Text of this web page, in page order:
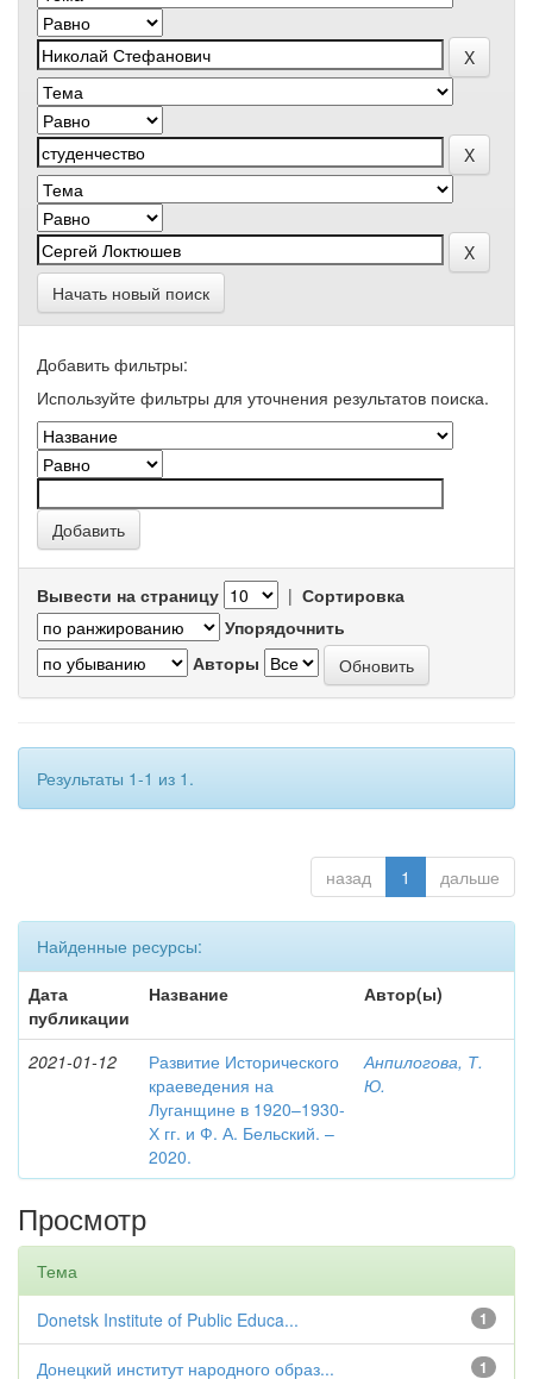
Начать новый поиск
Добавить фильтры:
Используйте фильтры для уточнения результатов поиска.
Вывести на страницу | Сортировка
Упорядочнить
Авторы
Результаты 1-1 из 1.
назад 1 дальше
Найденные ресурсы:
Дата
публикации
Название Автор(ы)
2021-01-12
Развитие Исторического
краеведения на
Луганщине в 1920–1930-
Х гг. и Ф. А. Бельский. –
2020.
Анпилогова, Т.
Ю.
Просмотр
Тема
1
Donetsk Institute of Public Educa...
1
Донецкий институт народного образ...